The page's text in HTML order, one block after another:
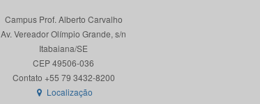
Campus Prof. Alberto Carvalho
Av. Vereador Olímpio Grande, s/n
Itabaiana/SE
CEP 49506-036
Localização